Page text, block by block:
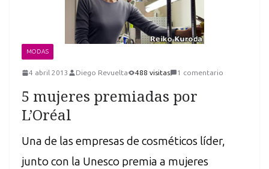
MODAS
4 abril 2013 Diego Revuelta 488 visitas 1 comentario
5 mujeres premiadas por
L’Oréal
Una de las empresas de cosméticos líder,
junto con la Unesco premia a mujeres